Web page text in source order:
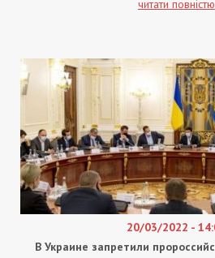
читати повністю
20/03/2022 -
В Украине запретили